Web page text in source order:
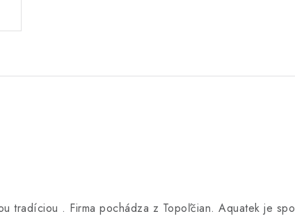
tradíciou . Firma pochádza z Topoľčian. Aquatek je